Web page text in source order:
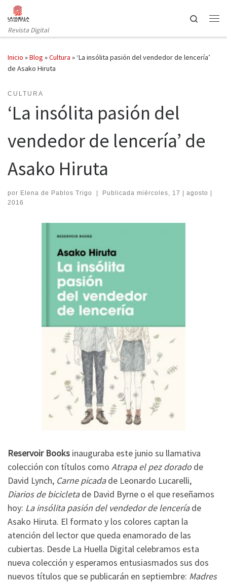
Saltar al contenido
Revista Digital
Search
Inicio »Blog »Cultura » ‘La insólita pasión del vendedor de lencería’
de Asako Hiruta
CULTURA
‘La insólita pasión del
vendedor de lencería’ de
Asako Hiruta
por Elena de Pablos Trigo | Publicada miércoles, 17 | agosto |
2016
Reservoir Books inauguraba este junio su llamativa
colección con títulos como Atrapa el pez doradode
David Lynch, Carne picadade Leonardo Lucarelli,
Diarios de bicicletade David Byrne o el que reseñamos
hoy: La insólita pasión del vendedor de lenceríade
Asako Hiruta. El formato y los colores captan la
atención del lector que queda enamorado de las
cubiertas. Desde La Huella Digital celebramos esta
nueva colección y esperamos entusiasmados sus dos
nuevos títulos que se publicarán en septiembre: Madres